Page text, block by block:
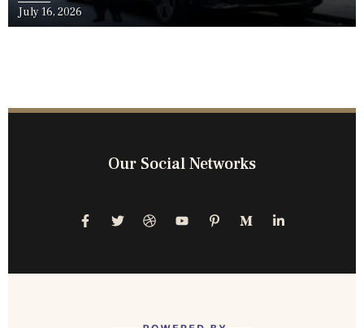
July 16, 2026
Our Social Networks